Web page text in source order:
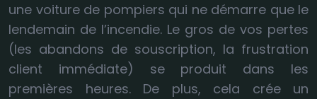
une voiture de pompiers qui ne démarre que le
lendemain de l’incendie. Le gros de vos pertes
(les abandons de souscription, la frustration
client immédiate) se produit dans les
premières heures. De plus, cela crée un